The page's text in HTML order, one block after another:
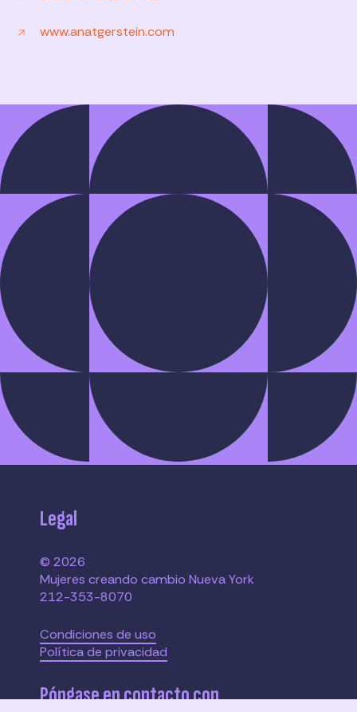
www.anatgerstein.com
Legal
© 2026
Mujeres creando cambio Nueva York
212-353-8070
Condiciones de uso
Política de privacidad
Póngase en contacto con